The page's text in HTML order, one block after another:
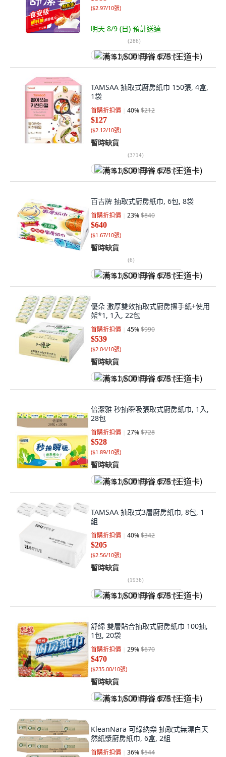
($2.97/10張)
明天 8/9 (日) 預計送達
(286)
满 $1,500 再省 $75 (王道卡)
TAMSAA 抽取式廚房紙巾 150張, 4盒,
1袋
首購折扣價 40%$212
$127
($2.12/10張)
暫時缺貨
(3714)
满 $1,500 再省 $75 (王道卡)
百吉牌 抽取式廚房紙巾, 6包, 8袋
首購折扣價 23%$840
$640
($1.67/10張)
暫時缺貨
(6)
满 $1,500 再省 $75 (王道卡)
優朵 激厚雙效抽取式廚房擦手紙+使用
架*1, 1入, 22包
首購折扣價 45%$990
$539
($2.04/10張)
暫時缺貨
满 $1,500 再省 $75 (王道卡)
倍潔雅 秒抽瞬吸張取式廚房紙巾, 1入,
28包
首購折扣價 27%$728
$528
($1.89/10張)
暫時缺貨
满 $1,500 再省 $75 (王道卡)
TAMSAA 抽取式3層廚房紙巾, 8包, 1
組
首購折扣價 40%$342
$205
($2.56/10張)
暫時缺貨
(1936)
满 $1,500 再省 $75 (王道卡)
舒綿 雙層貼合抽取式廚房紙巾 100抽,
1包, 20袋
首購折扣價 29%$670
$470
($235.00/10張)
暫時缺貨
满 $1,500 再省 $75 (王道卡)
KleanNara 可綠納樂 抽取式無漂白天
然紙漿廚房紙巾, 6盒, 2組
首購折扣價 36%$544